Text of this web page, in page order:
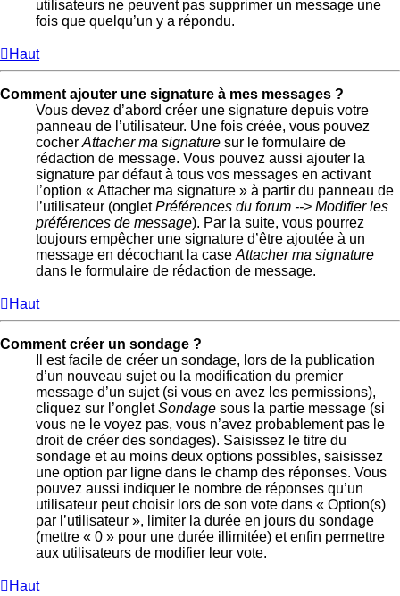
utilisateurs ne peuvent pas supprimer un message une
fois que quelqu’un y a répondu.
Haut
Comment ajouter une signature à mes messages ?
Vous devez d’abord créer une signature depuis votre
panneau de l’utilisateur. Une fois créée, vous pouvez
cocher Attacher ma signature sur le formulaire de
rédaction de message. Vous pouvez aussi ajouter la
signature par défaut à tous vos messages en activant
l’option « Attacher ma signature » à partir du panneau de
l’utilisateur (ongletPréférences du forum --> Modifier les
préférences de message). Par la suite, vous pourrez
toujours empêcher une signature d’être ajoutée à un
message en décochant la case Attacher ma signature
dans le formulaire de rédaction de message.
Haut
Comment créer un sondage ?
Il est facile de créer un sondage, lors de la publication
d’un nouveau sujet ou la modification du premier
message d’un sujet (si vous en avez les permissions),
cliquez sur l’ongletSondage sous la partie message (si
vous ne le voyez pas, vous n’avez probablement pas le
droit de créer des sondages). Saisissez le titre du
sondage et au moins deux options possibles, saisissez
une option par ligne dans le champ des réponses. Vous
pouvez aussi indiquer le nombre de réponses qu’un
utilisateur peut choisir lors de son vote dans « Option(s)
par l’utilisateur », limiter la durée en jours du sondage
(mettre « 0 » pour une durée illimitée) et enfin permettre
aux utilisateurs de modifier leur vote.
Haut